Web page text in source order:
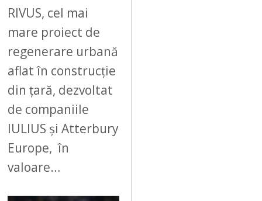
RIVUS, cel mai
mare proiect de
regenerare urbană
aflat în construcție
din țară, dezvoltat
de companiile
IULIUS și Atterbury
Europe, în
valoare…